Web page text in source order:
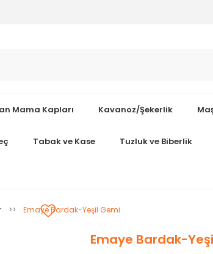
Mama Kapları Kavanoz/Şekerlik
Tabak ve Kase Tuzluk ve Biberlik
Emaye Bardak-Yeşil Gemi
Emaye Bardak-